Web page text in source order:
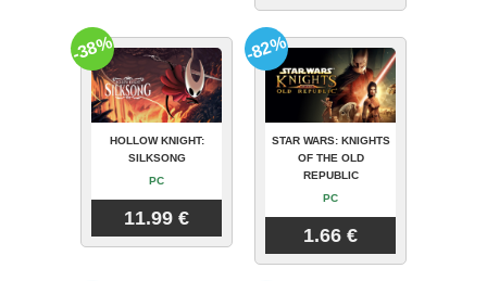
HOLLOW KNIGHT:
SILKSONG
PC
11.99 €
-38%
STAR WARS: KNIGHTS
OF THE OLD
REPUBLIC
PC
1.66 €
-82%